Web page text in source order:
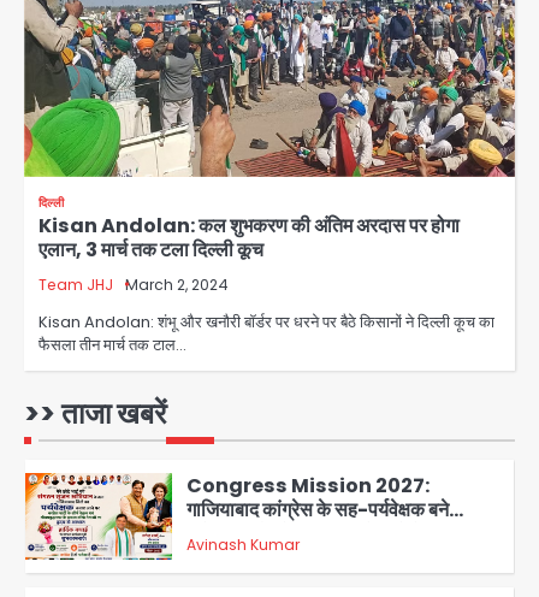
दिल्ली
Kisan Andolan: कल शुभकरण की अंतिम अरदास पर होगा
एलान, 3 मार्च तक टला दिल्ली कूच
Team JHJ March 2, 2024
Kisan Andolan: शंभू और खनौरी बॉर्डर पर धरने पर बैठे किसानों ने दिल्ली कूच का
फैसला तीन मार्च तक टाल…
>> ताजा खबरें
3
बिना खिड़की-वेंटिलेशन बेसमेंट में चल रही थी
8वीं की क्लास, NCPCR की शिकायत पर
भेजा नोटिस
Avinash Kumar
4
Rahul Gandhi Prayagraj Visit:
राहुल गांधी प्रयागराज पहुंचे, साथ में प्रियंका की
बेटी मिराया; केपी ग्राउंड में छात्रों से संवाद,
सिर्फ 5 हजार मौजूद
Avinash Kumar
Atiq Ahmed : अबान के जनाजे में उमड़ी
भीड़, तोड़ी बैरिकेडिंग; लखनऊ जेल से लखनऊ
पहुंचा उमर
jai hind janab
1
पर उठे सवाल
2
Congress Mission 2027:
गाजियाबाद कांग्रेस के सह-पर्यवेक्षक बने
सतेन्द्र शर्मा, गौतमबुद्धनगर नेताओं ने जताया
आभार
Avinash Kumar